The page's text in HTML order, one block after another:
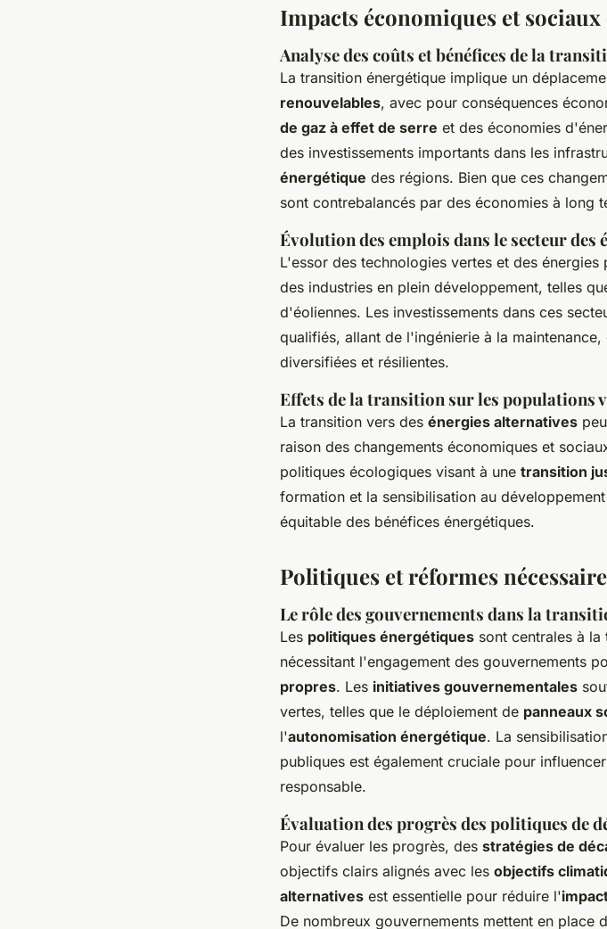
Impacts économiques et
Analyse des coûts et bénéfices de la
La transition énergétique implique un
renouvelables, avec pour conséquences
de gaz à effet de serre et des économies
des investissements importants dans les
énergétique des régions. Bien que ces
sont contrebalancés par des économies à long
Évolution des emplois dans le secteur des
L'essor des technologies vertes et des énergies
des industries en plein développement, telles
d'éoliennes. Les investissements dans ces
qualifiés, allant de l'ingénierie à la
diversifiées et résilientes.
Effets de la transition sur les populations
La transition vers des énergies alternatives
raison des changements économiques et
politiques écologiques visant à une transition
formation et la sensibilisation au
équitable des bénéfices énergétiques.
Politiques et réformes
Le rôle des gouvernements dans la
Les politiques énergétiques sont centrales à
nécessitant l'engagement des gouvernements
propres. Les initiatives gouvernementales
vertes, telles que le déploiement de panneaux
l'autonomisation énergétique. La
publiques est également cruciale pour
responsable.
Évaluation des progrès des politiques de
Pour évaluer les progrès, des stratégies de
objectifs clairs alignés avec les objectifs
alternatives est essentielle pour réduire l'
De nombreux gouvernements mettent en place